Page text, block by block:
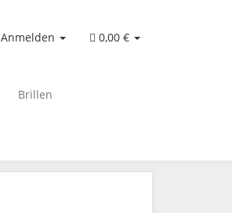
Anmelden 0,00 €
Brillen